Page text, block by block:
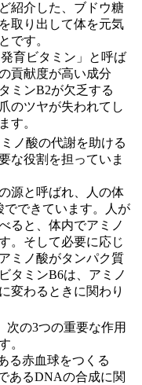
紹介した、ブドウ糖
取り出して体を元気
です。
育ビタミン」と呼ば
貢献度が高い成分
ミンB2が欠乏する
のツヤが失われてし
す。
ノ酸の代謝を助ける
な役割を担っていま
源と呼ばれ、人の体
でできています。人が
ると、体内でアミノ
。そして必要に応じ
ミノ酸がタンパク質
タミンB6は、アミノ
変わるときに関わり
次の3つの重要な作用
。
る赤血球をつくる
あるDNAの合成に関